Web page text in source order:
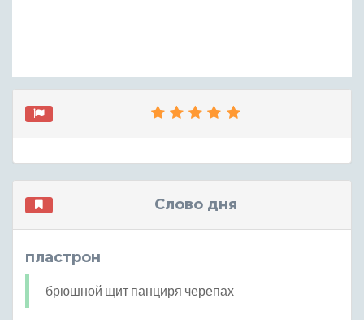
Слово дня
пластрон
брюшной щит панциря черепах